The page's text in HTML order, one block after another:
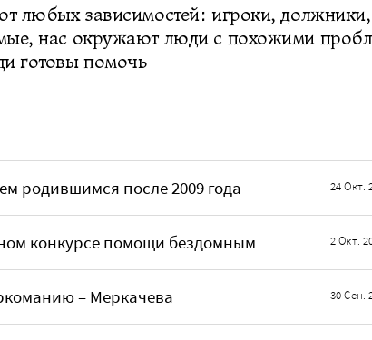
любых зависимостей: игроки, должники,
нас окружают люди с похожими
готовы помочь
родившимся после 2009 года 24 Окт.
конкурсе помощи бездомным 2 Окт.
– Меркачева 30 Сен.